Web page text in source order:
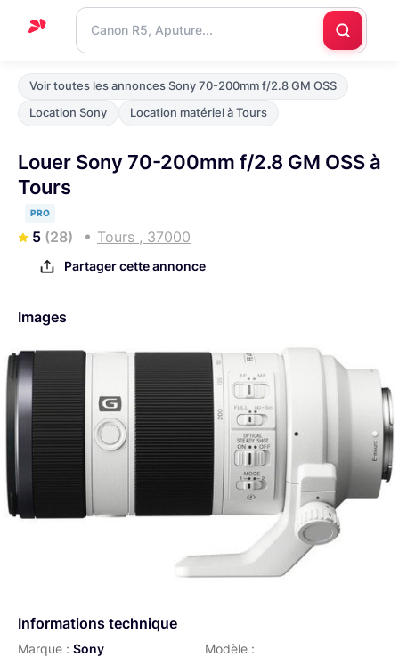
Accueil
Support
Nous
contacter
Voir toutes les annonces Sony 70-200mm f/2.8 GM OSS
Location Sony
Location matériel à Tours
Louer Sony 70-200mm f/2.8 GM OSS à
Tours
PRO
5 (28) Tours , 37000
Partager cette annonce
Images
Informations technique
Marque : Sony
Modèle :